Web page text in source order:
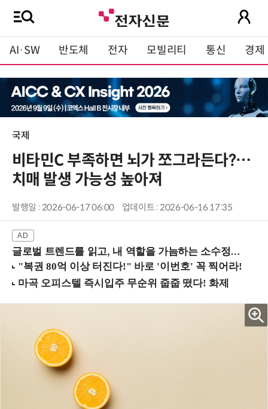
AI·SW 반도체 전자 모빌리티 통신 경제
국제
비타민C 부족하면 뇌가 쪼그라든다?…
치매 발생 가능성 높아져
발행일 : 2026-06-17 06:00 업데이트 : 2026-06-16 17:35
글로벌 트렌드를 읽고, 내 역할을 가늠하는 소수정예 실습 워크숍 (8/28 신논현역)